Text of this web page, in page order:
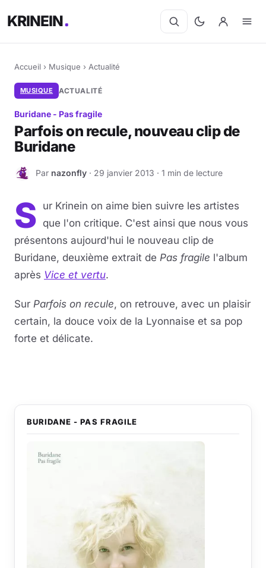
KRINEIN
Accueil › Musique › Actualité
MUSIQUE ACTUALITÉ
Buridane - Pas fragile
Parfois on recule, nouveau clip de
Buridane
N Par nazonfly · 29 janvier 2013 · 1 min de lecture
S ur Krinein on aime bien suivre les artistes
que l'on critique. C'est ainsi que nous vous
présentons aujourd'hui le nouveau clip de
Buridane, deuxième extrait de Pas fragile l'album
après Vice et vertu.
Sur Parfois on recule, on retrouve, avec un plaisir
certain, la douce voix de la Lyonnaise et sa pop
forte et délicate.
BURIDANE - PAS FRAGILE